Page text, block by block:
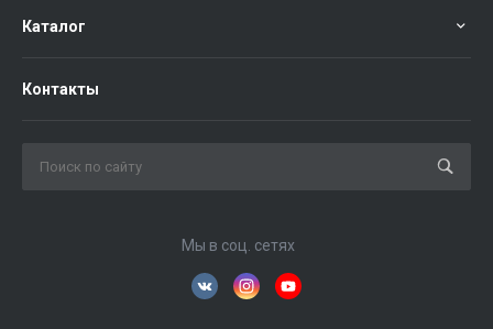
Каталог
Контакты
Мы в соц. сетях